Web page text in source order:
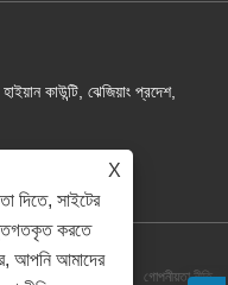
X
দিতে, সাইটের
করতে
আপনি আমাদের
কাউন্টি, ঝেজিয়াং প্রদেশ,
গোপনীয়তা নীতি